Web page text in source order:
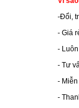
-Đổi,
- Giá
-
- Tư
-
-